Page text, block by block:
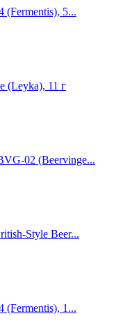
5...
(Leyka), 11 г
02 (Beervinge...
Style Beer...
1...